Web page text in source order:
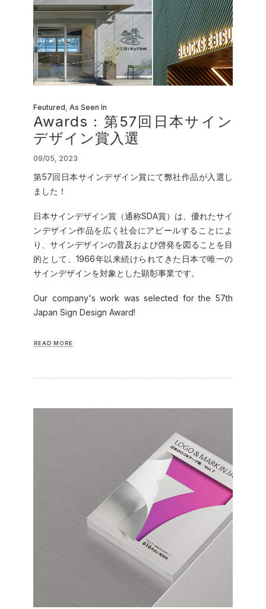
Feutured, As Seen In
Awards : 第57回日本サイン
デザイン賞入選
09/05, 2023
第57回日本サインデザイン賞にて弊社作品が入選し
ました！
日本サインデザイン賞（通称SDA賞）は、優れたサイ
ンデザイン作品を広く社会にアピールすることによ
り、サインデザインの普及および啓発を図ることを目
的として、1966年以来続けられてきた日本で唯一の
サインデザインを対象とした顕彰事業です。
Our company's work was selected for the 57th
Japan Sign Design Award!
READ MORE